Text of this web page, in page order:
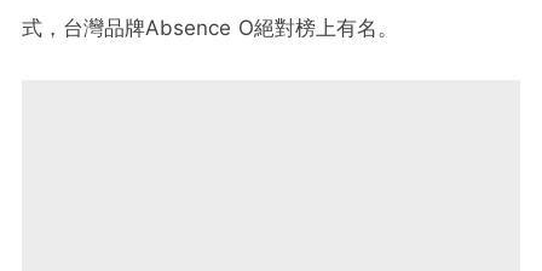
式，台灣品牌Absence O絕對榜上有名。